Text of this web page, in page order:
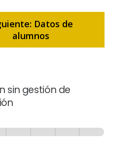
Datos de
alumnos
sin gestión de